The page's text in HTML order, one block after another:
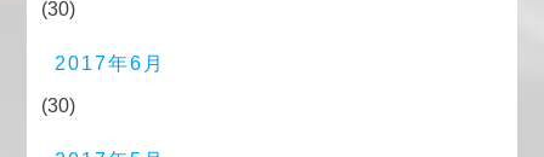
(30)
2017年6月
(30)